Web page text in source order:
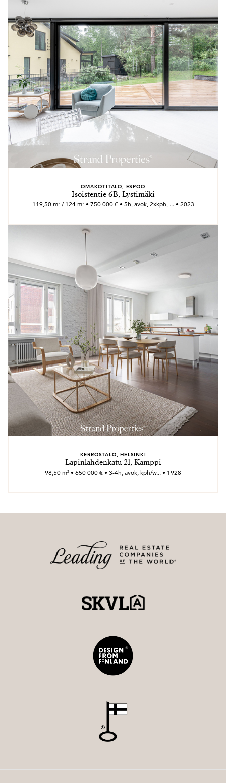
OMAKOTITALO, ESPOO
Isoistentie 6B, Lystimäki
119,50 m² / 124 m² • 750 000 € • 5h, avok, 2xkph, ... • 2023
KERROSTALO, HELSINKI
Lapinlahdenkatu 21, Kamppi
98,50 m² • 650 000 € • 3-4h, avok, kph/w... • 1928